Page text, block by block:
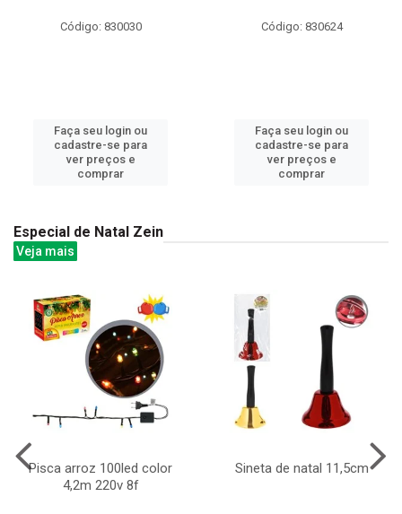
Código: 830030
Faça seu login ou
cadastre-se para
ver preços e
comprar
Código: 830624
Faça seu login ou
cadastre-se para
ver preços e
comprar
Especial de Natal Zein
Veja mais
Pisca arroz 100led color
4,2m 220v 8f
Sineta de natal 11,5cm